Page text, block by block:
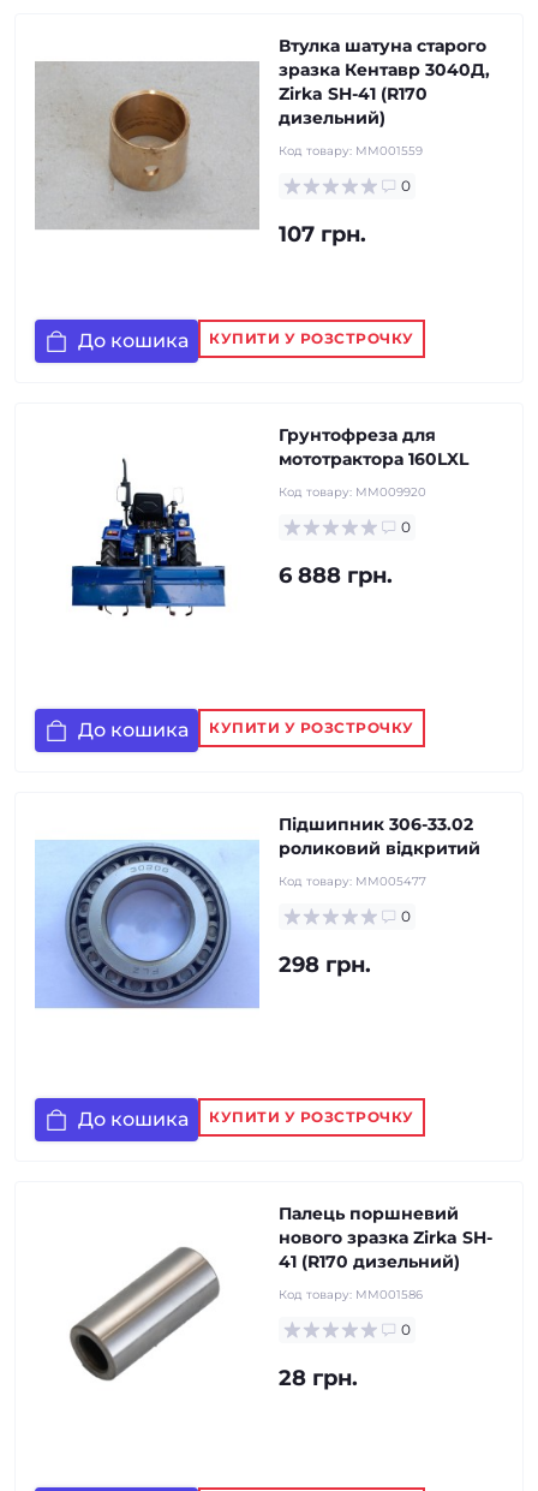
Втулка шатуна старого
зразка Кентавр 3040Д,
Zirka SH-41 (R170
дизельний)
Код товару: MM001559
0
107 грн.
До кошика КУПИТИ У РОЗСТРОЧКУ
Грунтофреза для
мототрактора 160LXL
Код товару: MM009920
0
6 888 грн.
До кошика КУПИТИ У РОЗСТРОЧКУ
Підшипник 306-33.02
роликовий відкритий
Код товару: MM005477
0
298 грн.
До кошика КУПИТИ У РОЗСТРОЧКУ
Палець поршневий
нового зразка Zirka SH-
41 (R170 дизельний)
Код товару: MM001586
0
28 грн.